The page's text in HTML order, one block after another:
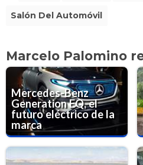
Salón Del Automóvil
Marcelo Palomino
Mercedes-Benz
Generation EQ, el
futuro eléctrico de la
marca